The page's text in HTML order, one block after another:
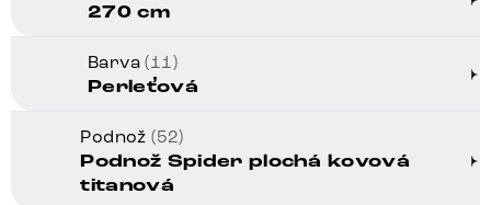
270 cm
Barva(11)
Perleťová
Podnož(52)
Podnož Spider plochá kovová
titanová